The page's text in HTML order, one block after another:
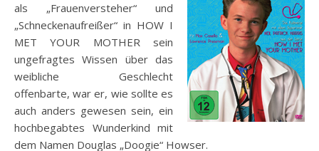
als „Frauenversteher“ und
„Schneckenaufreißer“ in HOW I
MET YOUR MOTHER sein
ungefragtes Wissen über das
weibliche Geschlecht
offenbarte, war er, wie sollte es
auch anders gewesen sein, ein
hochbegabtes Wunderkind mit
dem Namen Douglas „Doogie“ Howser.